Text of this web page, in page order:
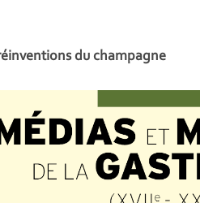
du champagne